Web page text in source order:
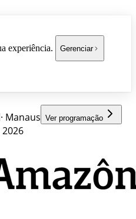
experiência. Gerenciar
· Manaus Ver programação